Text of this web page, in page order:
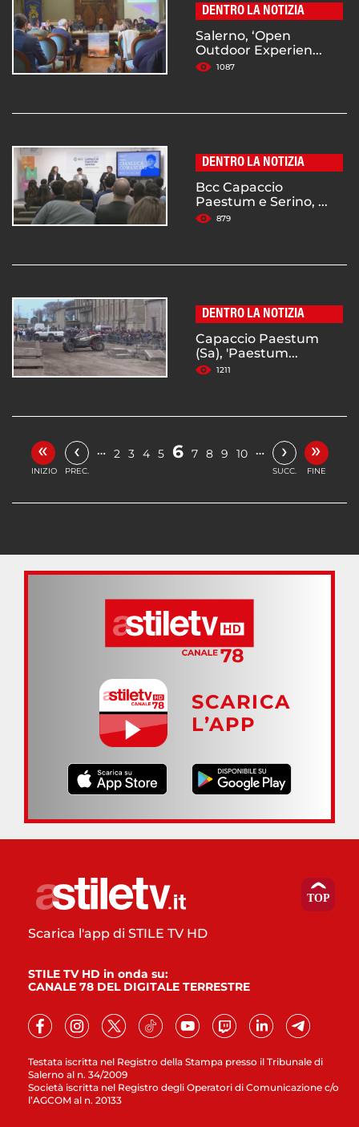
DENTRO LA NOTIZIA
Salerno, ‘Open
Outdoor Experien...
1087
DENTRO LA NOTIZIA
Bcc Capaccio
Paestum e Serino, ...
879
DENTRO LA NOTIZIA
Capaccio Paestum
(Sa), 'Paestum...
1211
«
INIZIO
‹
PREC.
… 2 3 4 5 6 7 8 9 10 … ›
SUCC.
»
FINE
SCARICA
L’APP
Testata iscritta nel Registro della Stampa presso il Tribunale di
Salerno al n. 34/2009
Società iscritta nel Registro degli Operatori di Comunicazione c/o
l’AGCOM al n. 20133
Scarica l'app di STILE TV HD
STILE TV HD in onda su:
CANALE 78 DEL DIGITALE TERRESTRE